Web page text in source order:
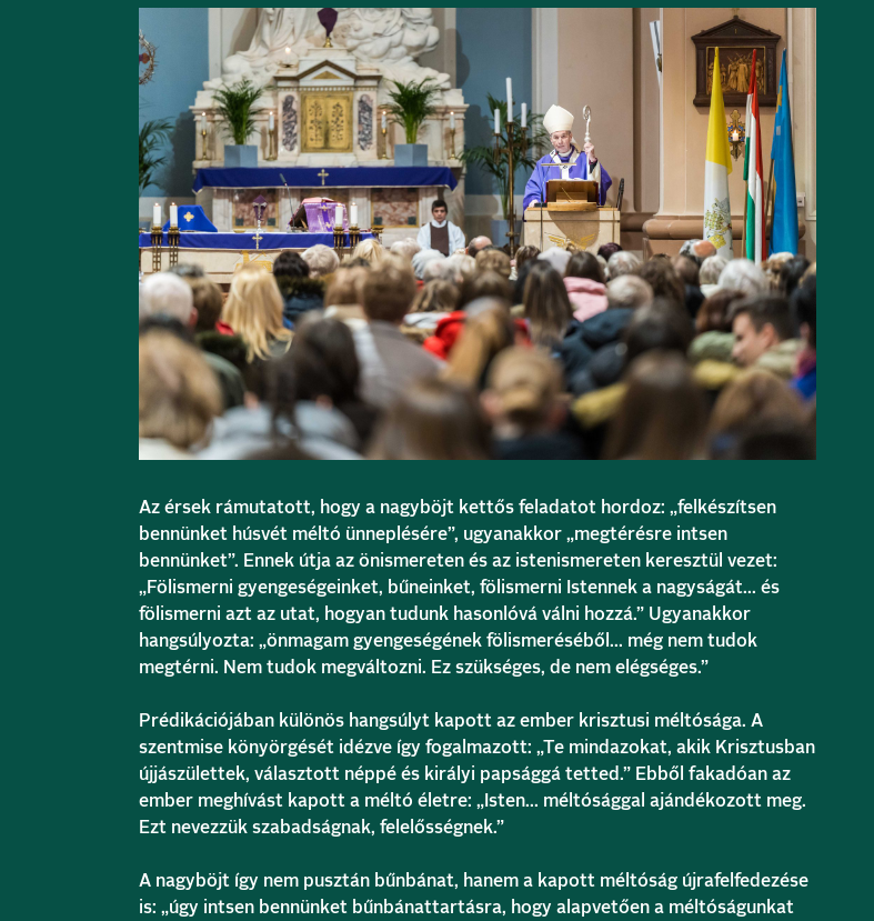
Az érsek rámutatott, hogy a nagyböjt kettős feladatot hordoz: „felkészítsen
bennünket húsvét méltó ünneplésére”, ugyanakkor „megtérésre intsen
bennünket”. Ennek útja az önismereten és az istenismereten keresztül vezet:
„Fölismerni gyengeségeinket, bűneinket, fölismerni Istennek a nagyságát… és
fölismerni azt az utat, hogyan tudunk hasonlóvá válni hozzá.” Ugyanakkor
hangsúlyozta: „önmagam gyengeségének fölismeréséből… még nem tudok
megtérni. Nem tudok megváltozni. Ez szükséges, de nem elégséges.”
Prédikációjában különös hangsúlyt kapott az ember krisztusi méltósága. A
szentmise könyörgését idézve így fogalmazott: „Te mindazokat, akik Krisztusban
újjászülettek, választott néppé és királyi papsággá tetted.” Ebből fakadóan az
ember meghívást kapott a méltó életre: „Isten… méltósággal ajándékozott meg.
Ezt nevezzük szabadságnak, felelősségnek.”
A nagyböjt így nem pusztán bűnbánat, hanem a kapott méltóság újrafelfedezése
is: „úgy intsen bennünket bűnbánattartásra, hogy alapvetően a méltóságunkat